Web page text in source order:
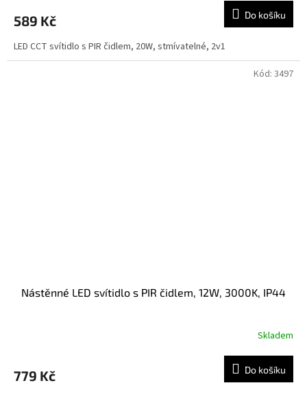
589 Kč Do košíku
LED CCT svítidlo s PIR čidlem, 20W, stmívatelné, 2v1
Nástěnné LED svítidlo s PIR čidlem, 12W, 3000K, IP44
Skladem
779 Kč Do košíku
Kód: 3497